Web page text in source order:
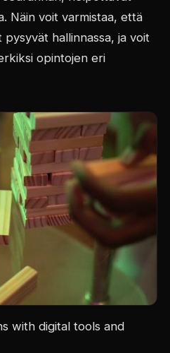
Näin voit varmistaa, että
hallinnassa, ja voit
opintojen eri
with digital tools and